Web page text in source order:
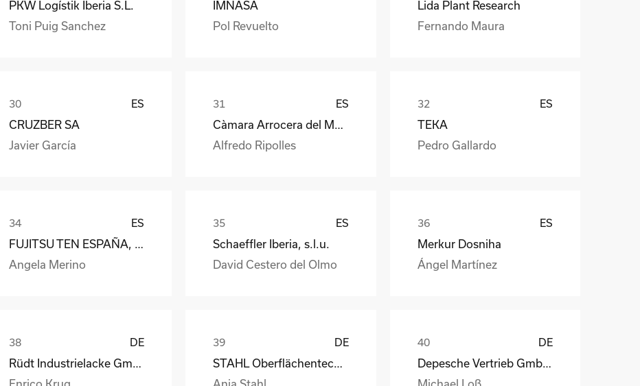
PKW Logístik Iberia S.L.
Toni Puig Sanchez
IMNASA
Pol Revuelto
Lida Plant Research
Fernando Maura
ES
CRUZBER SA
Javier García
ES
Alfredo Ripolles
ES
TEKA
Pedro Gallardo
ES
FUJITSU TEN ESPAÑA, S.A.
Angela Merino
ES
Schaeffler Iberia, s.l.u.
David Cestero del Olmo
ES
Merkur Dosniha
Ángel Martínez
DE
Rüdt Industrielacke GmbH & Co.KG
DE
STAHL Oberflächentechnik GmbH
DE
Depesche Vertrieb GmbH & Co. KG